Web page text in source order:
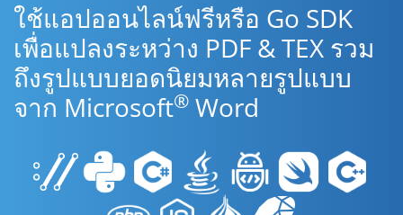
ใช้แอปออนไลน์ฟรีหรือ Go SDK
เพื่อแปลงระหว่าง PDF & TEX รวม
ถึงรูปแบบยอดนิยมหลายรูปแบบ
จาก Microsoft® Word